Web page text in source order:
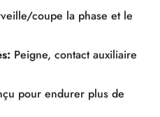
coupe la phase et le
Peigne, contact auxiliaire
pour endurer plus de